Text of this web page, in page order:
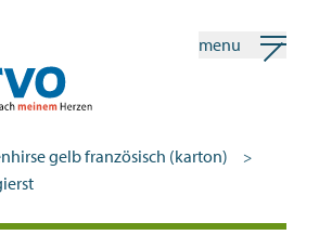
menu
gelb französisch (karton) >